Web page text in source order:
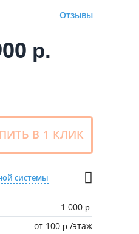
Отзывы
р.
В 1 КЛИК
системы
1 000 р.
от 100 р./этаж